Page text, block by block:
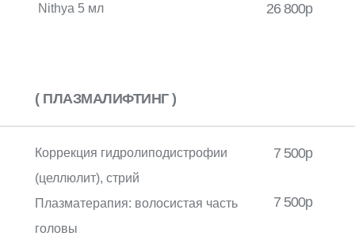
Nithya 5 мл
26 800р
7 500р
7 500р
Коррекция гидролиподистрофии
(целлюлит), стрий
Плазматерапия: волосистая часть
головы
( ПЛАЗМАЛИФТИНГ )